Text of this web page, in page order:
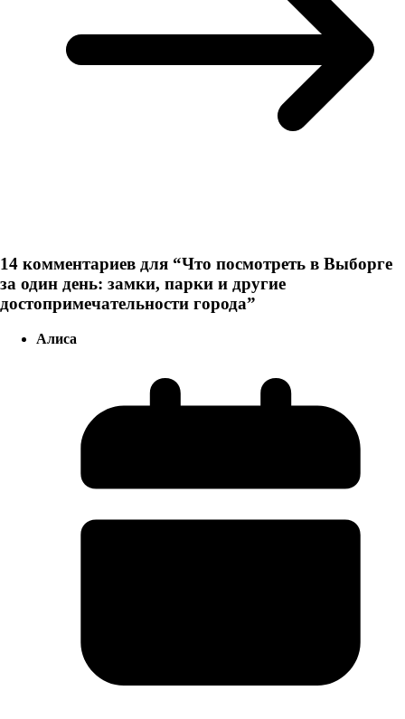
14 комментариев для “Что посмотреть в Выборге
за один день: замки, парки и другие
достопримечательности города”
Алиса